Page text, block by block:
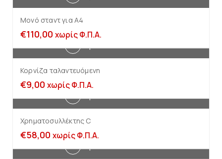
Μονό σταντ για Α4
€110,00 χωρίς Φ.Π.Α.
Κορνίζα ταλαντευόμενη
€9,00 χωρίς Φ.Π.Α.
Χρηματοσυλλέκτης C
€58,00 χωρίς Φ.Π.Α.